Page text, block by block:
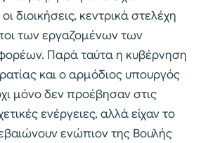
διοικήσεις, κεντρικά στελέχη
των εργαζομένων των
Παρά ταύτα η κυβέρνηση
και ο αρμόδιος υπουργός
μόνο δεν προέβησαν στις
ενέργειες, αλλά είχαν το
ενώπιον της Βουλής